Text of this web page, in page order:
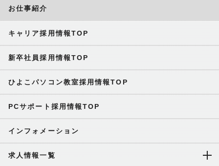
お仕事紹介
キャリア採用情報TOP
新卒社員採用情報TOP
ひよこパソコン教室採用情報TOP
PCサポート採用情報TOP
インフォメーション
求人情報一覧